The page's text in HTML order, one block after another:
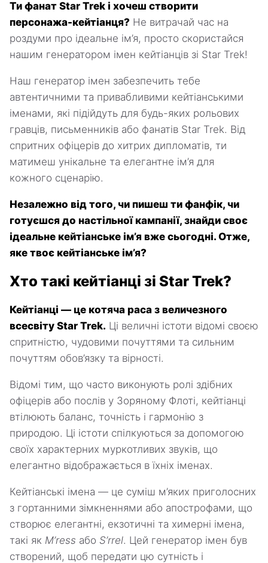
Ти фанат Star Trek і хочеш створити
персонажа-кейтіанця? Не витрачай час на
роздуми про ідеальне ім’я, просто скористайся
нашим генератором імен кейтіанців зі Star Trek!
Наш генератор імен забезпечить тебе
автентичними та привабливими кейтіанськими
іменами, які підійдуть для будь-яких рольових
гравців, письменників або фанатів Star Trek. Від
спритних офіцерів до хитрих дипломатів, ти
матимеш унікальне та елегантне ім’я для
кожного сценарію.
Незалежно від того, чи пишеш ти фанфік, чи
готуєшся до настільної кампанії, знайди своє
ідеальне кейтіанське ім’я вже сьогодні. Отже,
яке твоє кейтіанське ім’я?
Хто такі кейтіанці зі Star Trek?
Кейтіанці — це котяча раса з величезного
всесвіту Star Trek. Ці величні істоти відомі своєю
спритністю, чудовими почуттями та сильним
почуттям обов’язку та вірності.
Відомі тим, що часто виконують ролі здібних
офіцерів або послів у Зоряному Флоті, кейтіанці
втілюють баланс, точність і гармонію з
природою. Ці істоти спілкуються за допомогою
своїх характерних муркотливих звуків, що
елегантно відображається в їхніх іменах.
Кейтіанські імена — це суміш м’яких приголосних
з гортанними зімкненнями або апострофами, що
створює елегантні, екзотичні та химерні імена,
такі як M’ress або S’rrel. Цей генератор імен був
створений, щоб передати цю сутність і